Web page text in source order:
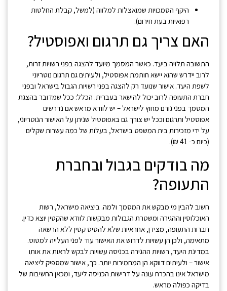
היקף הסמכויות שמואצלות למלווה (למשל, קבלת החלטות
רפואיות בעת חירום).
האם צריך גם תרגום ואפוסטיל?
התשובה תלויה ביעד. כאשר המסמך מיועד להצגה בפני רשויות זרות,
לרוב יידרש שהוא יישא חותמת אפוסטיל, ולעיתים גם תרגום נוטריוני
לשפת היעד. אישור שנועד רק להצגה בפני רשויות הגבול בישראל ובפני
חברת התעופה לרוב יכול להישאר בעברית. הכלל: ככל שמדובר בהצגת
המסמך בפני גורם מחוץ לישראל – יש לוודא מראש אם נדרשים
אפוסטיל ותרגום וככל יש צורך גם באפוסטיל שניתן על האישור הנוטריוני,
על ידי מזכירות בית המשפט בישראל, בעלות של כמה עשרות שקלים
(כיום כ- 41 ₪).
מה בודקים בגבול ובחברת
התעופה?
חשוב להבין מי מבקש את המסמך ולמה. ביציאה מישראל, רשות
האוכלוסין וההגירה ומשטרת הגבולות מבקשות לוודא שהקטין יוצא כדין.
חברות התעופה, מצידן, אחראיות שלא להטיס קטין ללא הרשאה
מתאימה, ולכן הן עשויות לדרוש את האישור עוד לפני העלייה למטוס.
במדינת היעד, רשויות ההגירה בכניסה עשויות לבקש לראות את אותו
אישור – ולעיתים דווקא הן המחמירות יותר. כך, אישור שמספיק ליציאה
מישראל אינו בהכרח עונה על דרישות הכניסה ליעד, ומכאן החשיבות של
בדיקה כפולה מראש.